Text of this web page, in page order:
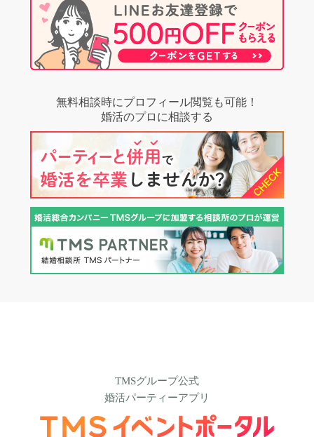
無料相談時にプロフィール閲覧も可能！
婚活のプロに相談する
TMSグループ公式
婚活パーティーアプリ